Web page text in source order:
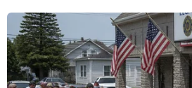
23/07/2016 11:47
Cơ quan công tố Đức cho
Munich không phải là hành